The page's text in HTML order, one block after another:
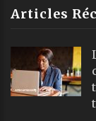
Articles